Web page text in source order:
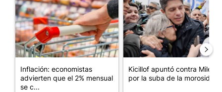
Inflación: economistas
advierten que el 2% mensual
se c...
Kicillof apuntó contra Milei
por la suba de la morosida...